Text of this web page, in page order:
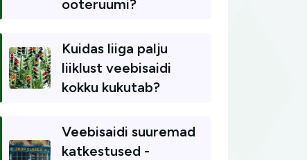
ooteruumi?
Kuidas liiga palju
liiklust veebisaidi
kokku kukutab?
Veebisaidi suuremad
katkestused -